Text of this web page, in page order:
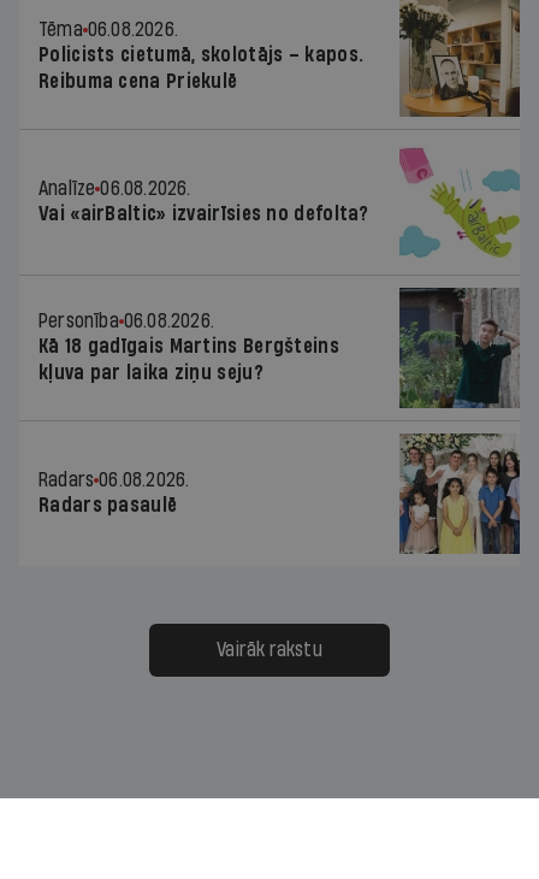
Tēma 06.08.2026.
Policists cietumā, skolotājs – kapos.
Reibuma cena Priekulē
Analīze 06.08.2026.
Vai «airBaltic» izvairīsies no defolta?
Personība 06.08.2026.
Kā 18 gadīgais Martins Bergšteins
kļuva par laika ziņu seju?
Radars 06.08.2026.
Radars pasaulē
Vairāk rakstu